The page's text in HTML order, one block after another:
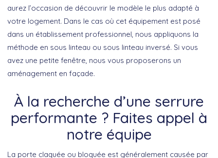
aurez l’occasion de découvrir le modèle le plus adapté à
votre logement. Dans le cas où cet équipement est posé
dans un établissement professionnel, nous appliquons la
méthode en sous linteau ou sous linteau inversé. Si vous
avez une petite fenêtre, nous vous proposerons un
aménagement en façade.
À la recherche d’une serrure
performante ? Faites appel à
notre équipe
La porte claquée ou bloquée est généralement causée par